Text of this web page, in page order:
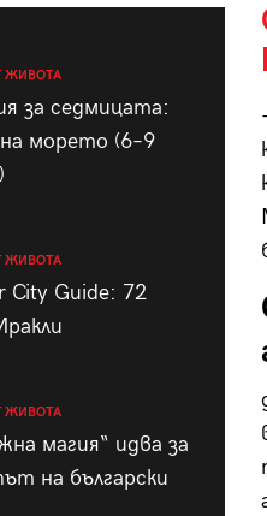
ЖИВОТА
за седмицата:
морето (6–9
ЖИВОТА
City Guide: 72
ЖИВОТА
магия“ идва за
на български